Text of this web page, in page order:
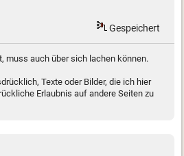
Gespeichert
muss auch über sich lachen können.
Texte oder Bilder, die ich hier
Erlaubnis auf andere Seiten zu